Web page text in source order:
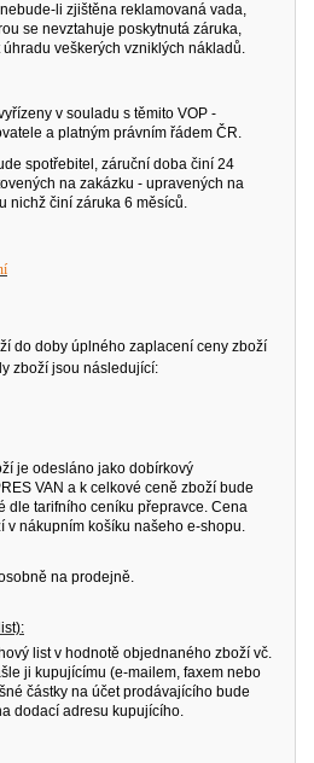
li zjištěna reklamovaná vada,
se nevztahuje poskytnutá záruka,
veškerých vzniklých nákladů.
v souladu s těmito VOP -
a platným právním řádem ČR.
spotřebitel, záruční doba činí 24
na zakázku - upravených na
nichž činí záruka 6 měsíců.
do doby úplného zaplacení ceny zboží
zboží jsou následující:
je odesláno jako dobírkový
VAN a k celkové ceně zboží bude
dle tarifního ceníku přepravce. Cena
v nákupním košíku našeho e-shopu.
na prodejně.
list v hodnotě objednaného zboží vč.
ji kupujícímu (e-mailem, faxem nebo
částky na účet prodávajícího bude
dodací adresu kupujícího.